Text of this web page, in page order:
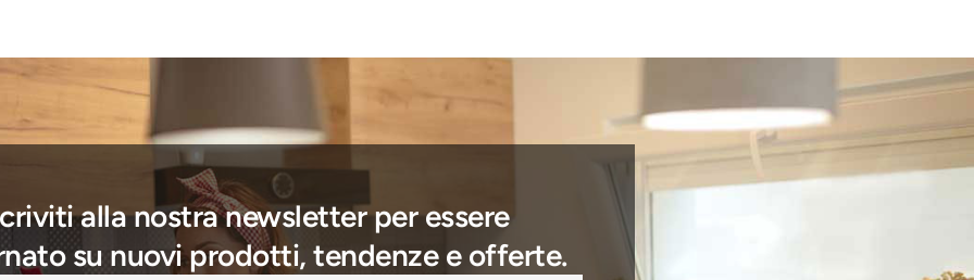
alla nostra newsletter per essere
su nuovi prodotti, tendenze e offerte.